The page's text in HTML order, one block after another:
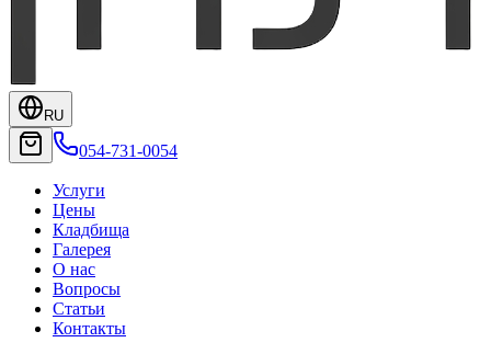
RU
054-731-0054
Услуги
Цены
Кладбища
Галерея
О нас
Вопросы
Статьи
Контакты